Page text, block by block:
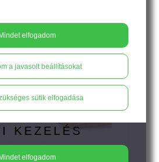
Mindet elfogadom
a javasolt beállításokat
sütik elfogadása
KEZELÉS
elfogadom